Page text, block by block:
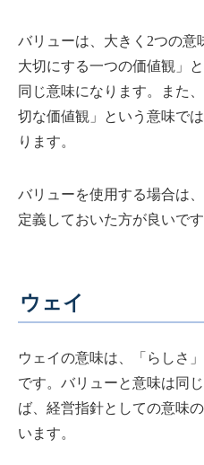
バリューは、大きく2つの意
大切にする一つの価値観」
同じ意味になります。また
切な価値観」という意味で
ります。
バリューを使用する場合は
定義しておいた方が良いです
ウェイ
ウェイの意味は、「らしさ
です。バリューと意味は同
ば、経営指針としての意味
います。